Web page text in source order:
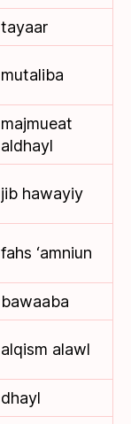
tayaar
mutaliba
majmueat
aldhayl
jib hawayiy
fahs ‘amniun
bawaaba
alqism alawl
dhayl